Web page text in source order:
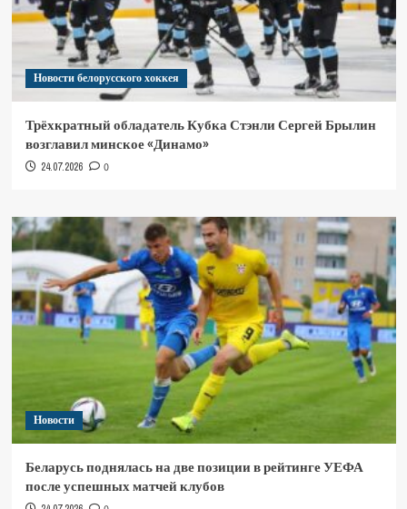
Новости белорусского хоккея
Трёхкратный обладатель Кубка Стэнли Сергей Брылин
возглавил минское «Динамо»
24.07.2026 0
Новости
Беларусь поднялась на две позиции в рейтинге УЕФА
после успешных матчей клубов